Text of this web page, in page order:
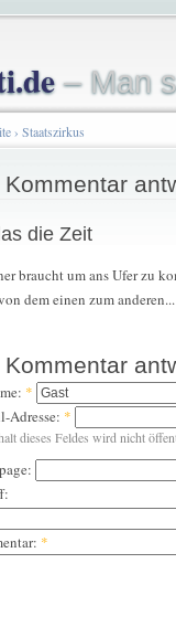
– Man
› Staatszirkus
Kommentar
die Zeit
braucht um ans Ufer zu
dem einen zum anderen...
Kommentar
*
Adresse: *
dieses Feldes wird nicht
*